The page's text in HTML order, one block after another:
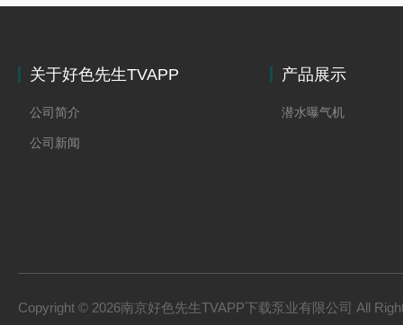
关于好色先生TVAPP
公司简介
公司新闻
产品展示
潜水曝气机
Copyright © 2026南京好色先生TVAPP下载泵业有限公司 All